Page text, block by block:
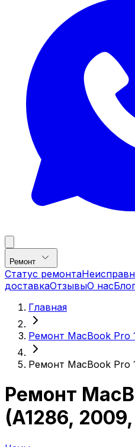
Ремонт
Статус ремонта
доставкаОтзывыО насБлог
Главная
Ремонт MacBook Pro
Ремонт MacBook Pro
Ремонт
(A1286,